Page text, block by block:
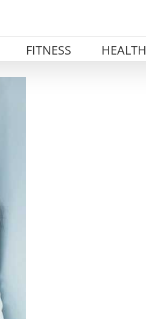
FITNESS HEALTH